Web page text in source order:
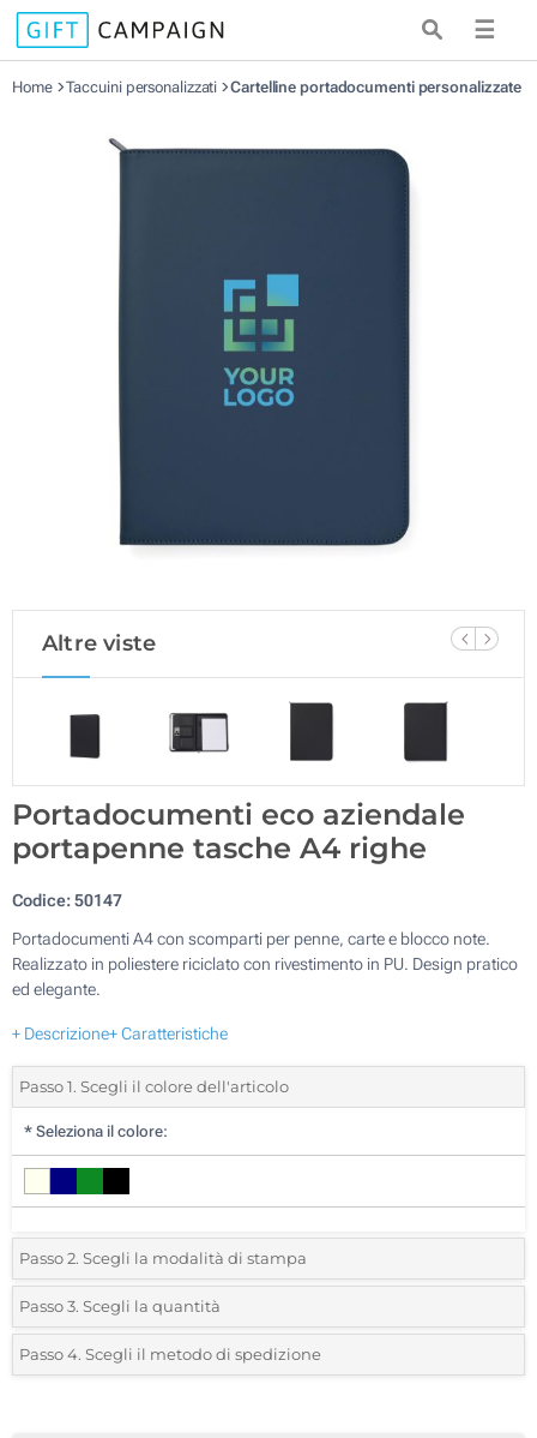
☰
Home Taccuini personalizzati Cartelline portadocumenti personalizzate
Altre viste
Portadocumenti eco aziendale
portapenne tasche A4 righe
Codice:50147
Portadocumenti A4 con scomparti per penne, carte e blocco note.
Realizzato in poliestere riciclato con rivestimento in PU. Design pratico
ed elegante.
+ Descrizione+ Caratteristiche
Passo 1. Scegli il colore dell'articolo
* Seleziona il colore:
Passo 2. Scegli la modalità di stampa
*Seleziona la posizione di stampa e il colore del vostro logo:
1 Colore (Su un lato)
Passo 3. Scegli la quantità
*Quantità desiderata:
Passo 4. Scegli il metodo di spedizione